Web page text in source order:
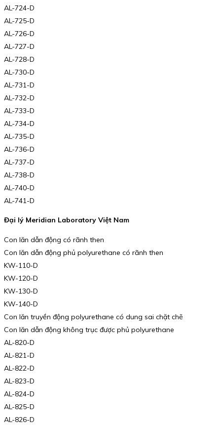
AL-724-D
AL-725-D
AL-726-D
AL-727-D
AL-728-D
AL-730-D
AL-731-D
AL-732-D
AL-733-D
AL-734-D
AL-735-D
AL-736-D
AL-737-D
AL-738-D
AL-740-D
AL-741-D
Đại lý Meridian Laboratory Việt Nam
Con lăn dẫn động có rãnh then
Con lăn dẫn động phủ polyurethane có rãnh then
KW-110-D
KW-120-D
KW-130-D
KW-140-D
Con lăn truyền động polyurethane có dung sai chặt chẽ
Con lăn dẫn động không trục được phủ polyurethane
AL-820-D
AL-821-D
AL-822-D
AL-823-D
AL-824-D
AL-825-D
AL-826-D